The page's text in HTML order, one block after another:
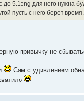
до 5.1eng для него нужна
пусть с него берет время.
привычку не
Сам с удивлением